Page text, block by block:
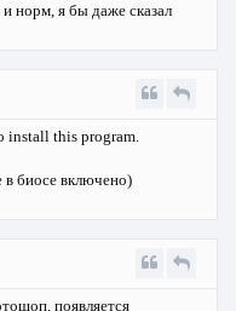
норм, я бы даже сказал
install this program.
в биосе включено)
появляется